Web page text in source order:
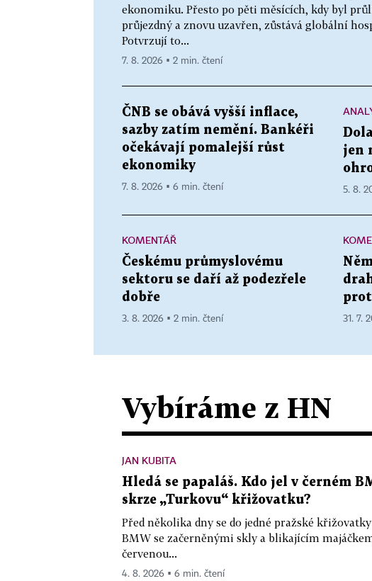
ekonomiku. Přesto po pěti měsících, kdy byl
průjezdný a znovu uzavřen, zůstává globální
Potvrzují to...
7. 8. 2026 ▪ 2 min. čtení
ČNB se obává vyšší inflace,
sazby zatím nemění. Bankéři
očekávají pomalejší růst
ekonomiky
7. 8. 2026 ▪ 6 min. čtení
jen
5. 8.
KOMENTÁŘ
Českému průmyslovému
sektoru se daří až podezřele
dobře
3. 8. 2026 ▪ 2 min. čtení 31. 7.
Vybíráme z HN
JAN KUBITA
Hledá se papaláš. Kdo jel v černém
skrze „Turkovu“ křižovatku?
Před několika dny se do jedné pražské
BMW se začerněnými skly a blikajícím
červenou...
4. 8. 2026 ▪ 6 min. čtení